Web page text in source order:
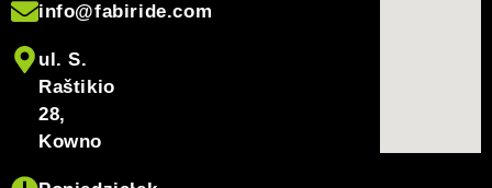
info@fabiride.com
ul. S.
Raštikio
28,
Kowno